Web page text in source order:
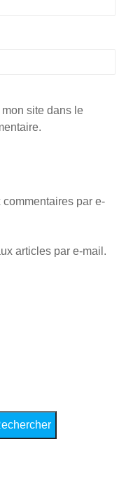
site dans le
par e-
articles par e-mail.